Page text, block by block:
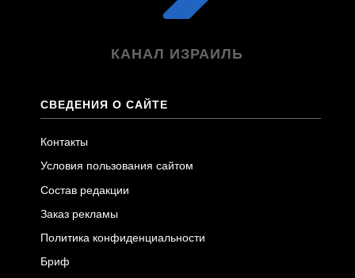
КАНАЛ ИЗРАИЛЬ
СВЕДЕНИЯ О САЙТЕ
Контакты
Условия пользования сайтом
Состав редакции
Заказ рекламы
Политика конфиденциальности
Бриф